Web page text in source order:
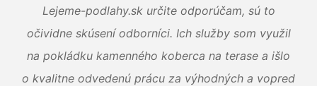
Lejeme-podlahy.sk určite odporúčam, sú to
očividne skúsení odborníci. Ich služby som využil
na pokládku kamenného koberca na terase a išlo
o kvalitne odvedenú prácu za výhodných a vopred